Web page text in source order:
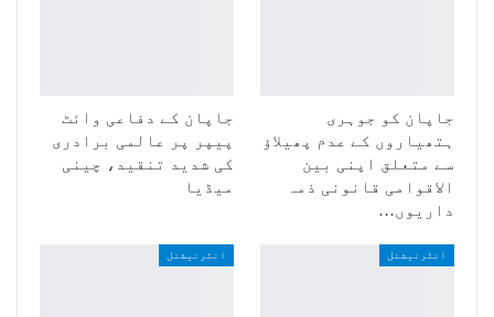
جاپان کو جوہری
ہتھیاروں کے عدم پھیلاؤ
سے متعلق اپنی بین
الاقوامی قانونی ذمہ
داریوں…
جاپان کے دفاعی وائٹ
پیپر پر عالمی برادری
کی شدید تنقید، چینی
میڈیا
انٹرنیشنل انٹرنیشنل